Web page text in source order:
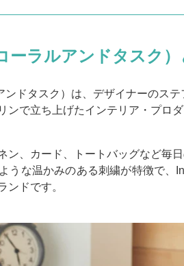
ーラルアンドタスク）
ンドタスク）は、デザイナーのス
ンで立ち上げたインテリア・プロダ
ン、カード、トートバッグなど毎
うな温かみのある刺繍が特徴で、
ンドです。